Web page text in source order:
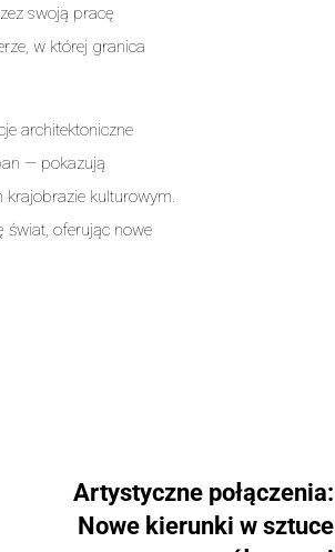
swoją pracę
w której granica
architektoniczne
— pokazują
krajobrazie kulturowym.
świat, oferując nowe
Artystyczne połączenia:
Nowe kierunki w sztuce